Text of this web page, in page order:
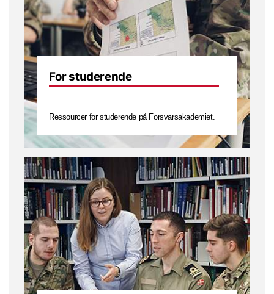
For studerende
Ressourcer for studerende på Forsvarsakademiet.